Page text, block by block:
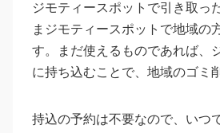
ジモティースポットで引き取っ
まジモティースポットで地域の
す。まだ使えるものであれば、
に持ち込むことで、地域のゴミ
持込の予約は不要なので、いつ